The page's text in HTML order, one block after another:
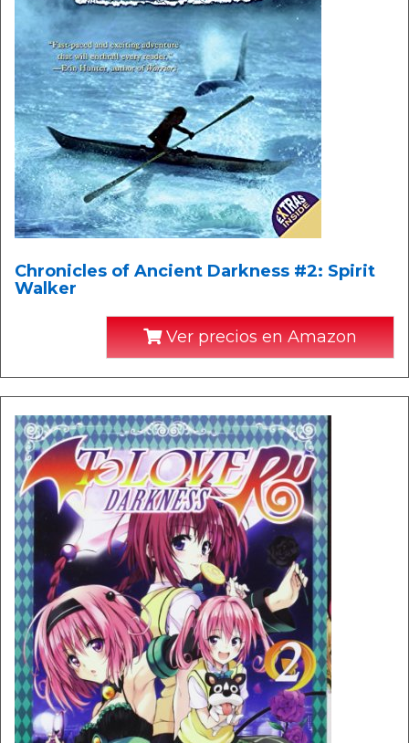
Chronicles of Ancient Darkness #2: Spirit
Walker
Ver precios en Amazon